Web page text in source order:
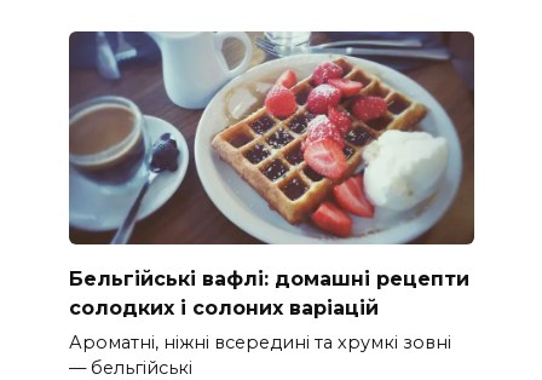
Бельгійські вафлі: домашні рецепти
солодких і солоних варіацій
Ароматні, ніжні всередині та хрумкі зовні
— бельгійські